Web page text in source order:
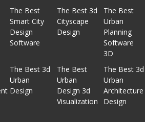
The Best
Smart City
Design
Software
The Best 3d
Cityscape
Design
The Best
Urban
Planning
Software
3D
The Best 3d
Urban
Design
The Best
Urban
Design 3d
Visualization
The Best 3d
Urban
Architecture
Design